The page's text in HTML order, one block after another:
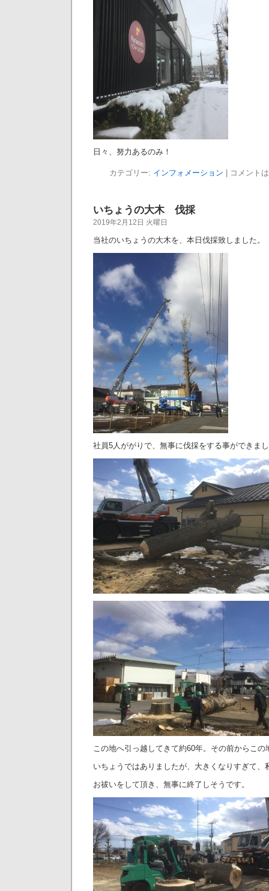
日々、努力あるのみ！
カテゴリー: インフォメーション コメント
いちょうの大木 伐採
2019年2月12日 火曜日
当社のいちょうの大木を、本日伐採致しました。
社員5人ががりで、無事に伐採をする事ができま
この地へ引っ越してきて約60年。その前からこの
いちょうではありましたが、大きくなりすぎて、
お祓いをして頂き、無事に終了しそうです。